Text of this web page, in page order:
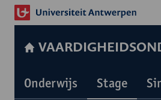
Onderwijs Stage